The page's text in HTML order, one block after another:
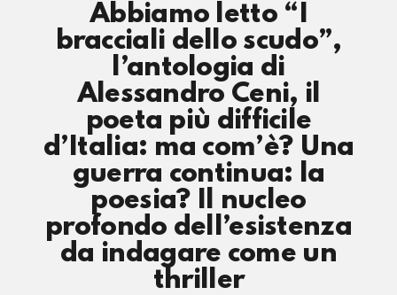
Abbiamo letto “I
bracciali dello scudo”,
l’antologia di
Alessandro Ceni, il
poeta più difficile
d’Italia: ma com’è? Una
guerra continua: la
poesia? Il nucleo
profondo dell’esistenza
da indagare come un
thriller